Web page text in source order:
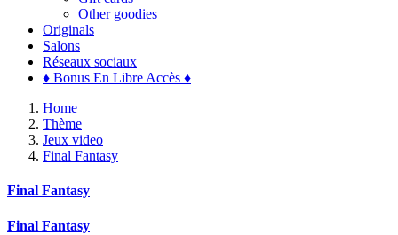
Other goodies
Originals
Salons
Réseaux sociaux
♦ Bonus En Libre Accès ♦
Home
Thème
Jeux video
Final Fantasy
Final Fantasy
Final Fantasy